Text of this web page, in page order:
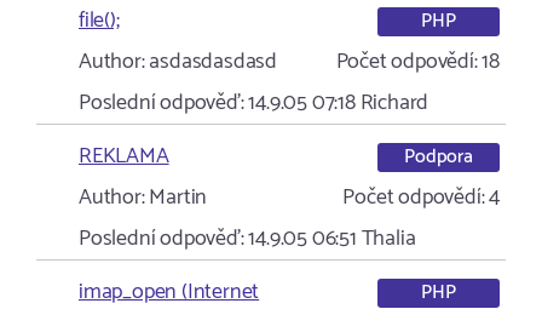
file();
PHP
Author:asdasdasdasd Počet odpovědí:18
Poslední odpověď:14.9.05 07:18Richard
REKLAMA
Podpora
Author:Martin Počet odpovědí:4
Poslední odpověď:14.9.05 06:51Thalia
imap_open (Internet
PHP